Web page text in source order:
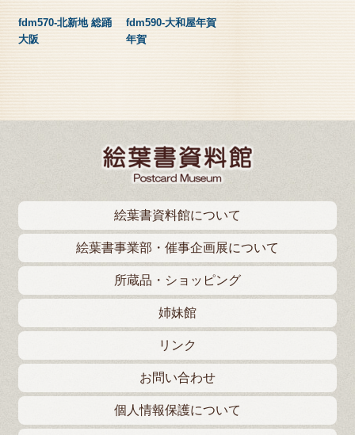
fdm570-北新地 総踊
大阪
fdm590-大和屋年賀
年賀
絵葉書資料館について
絵葉書事業部・催事企画展について
所蔵品・ショッピング
姉妹館
リンク
お問い合わせ
個人情報保護について